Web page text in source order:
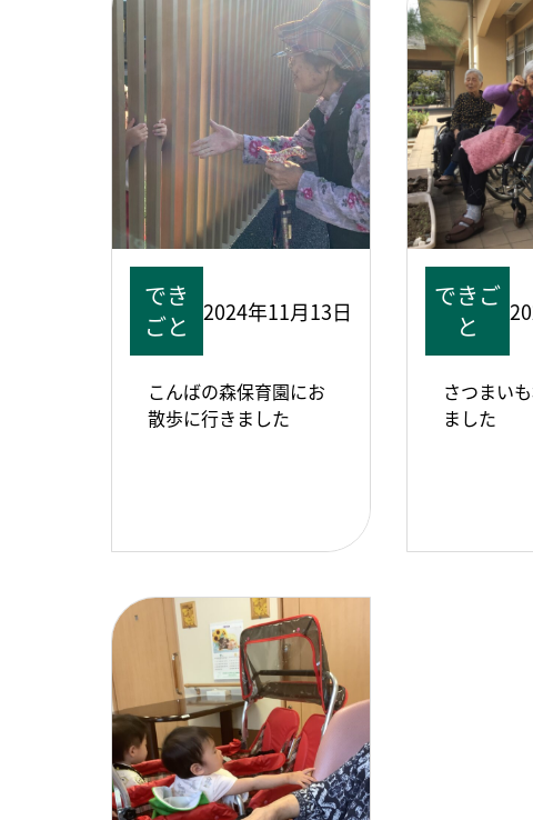
でき
ごと
2024年11月13日
こんばの森保育園にお
散歩に行きました
できご
と
さつまい
ました